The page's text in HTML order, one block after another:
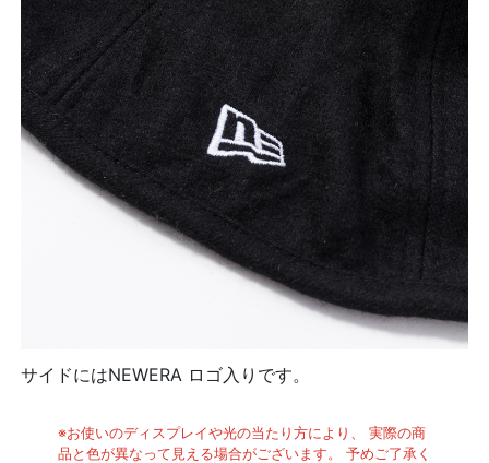
サイドにはNEWERA ロゴ入りです。
※お使いのディスプレイや光の当たり方により、 実際の商
品と色が異なって見える場合がございます。 予めご了承く